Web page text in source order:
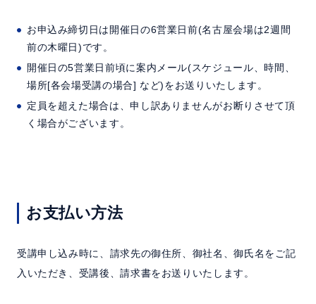
お申込み締切日は開催日の6営業日前(名古屋会場は2週間
前の木曜日)です。
開催日の5営業日前頃に案内メール(スケジュール、時間、
場所[各会場受講の場合] など)をお送りいたします。
定員を超えた場合は、申し訳ありませんがお断りさせて頂
く場合がございます。
お支払い方法
受講申し込み時に、請求先の御住所、御社名、御氏名をご記
入いただき、受講後、請求書をお送りいたします。